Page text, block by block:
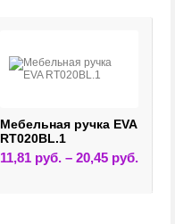
Мебельная ручка EVA
RT020BL.1
11,81 руб. –20,45 руб.